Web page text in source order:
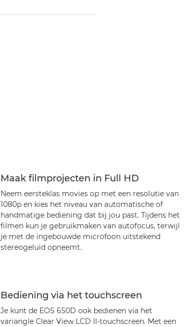
Maak filmprojecten in Full HD
Neem eersteklas movies op met een resolutie van
1080p en kies het niveau van automatische of
handmatige bediening dat bij jou past. Tijdens het
filmen kun je gebruikmaken van autofocus, terwijl
je met de ingebouwde microfoon uitstekend
stereogeluid opneemt.
Bediening via het touchscreen
Je kunt de EOS 650D ook bedienen via het
variangle Clear View LCD II-touchscreen. Met een